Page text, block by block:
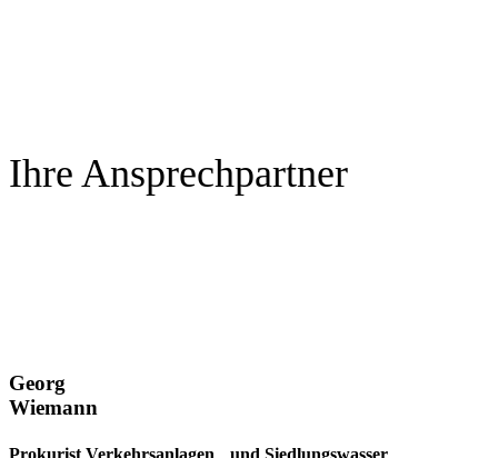
Ihre Ansprechpartner
Georg
Wiemann
Prokurist Verkehrsanlagen und Siedlungswasser